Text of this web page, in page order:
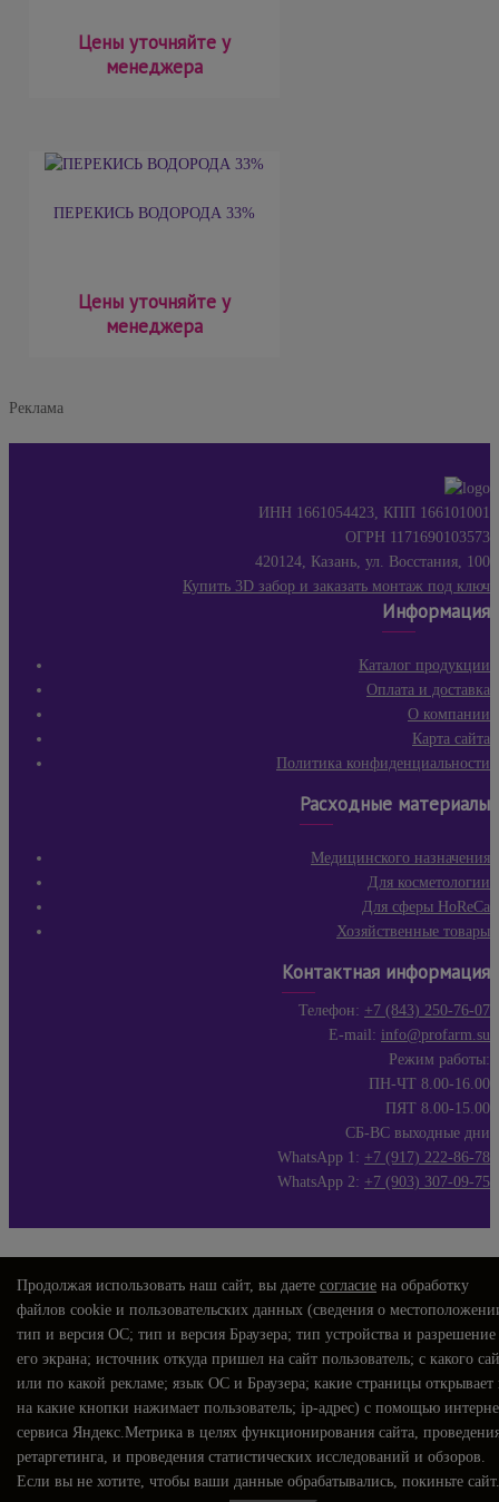
Цены уточняйте у
менеджера
ПЕРЕКИСЬ ВОДОРОДА 33%
Цены уточняйте у
менеджера
Реклама
ИНН 1661054423, КПП 166101001
ОГРН 1171690103573
420124, Казань, ул. Восстания, 100
Купить 3D забор и заказать монтаж под ключ
Информация
Каталог продукции
Оплата и доставка
О компании
Карта сайта
Политика конфиденциальности
Расходные материалы
Медицинского назначения
Для косметологии
Для сферы HoReCa
Хозяйственные товары
Контактная информация
Телефон: +7 (843) 250-76-07
E-mail: info@profarm.su
Режим работы:
ПН-ЧТ 8.00-16.00
ПЯТ 8.00-15.00
СБ-ВС выходные дни
WhatsApp 1: +7 (917) 222-86-78
WhatsApp 2: +7 (903) 307-09-75
Продолжая использовать наш сайт, вы даете согласие на обработку
файлов cookie и пользовательских данных (сведения о
тип и версия ОС; тип и версия Браузера; тип устройства и разрешение
его экрана; источник откуда пришел на сайт пользователь; с какого
или по какой рекламе; язык ОС и Браузера; какие страницы открывает
на какие кнопки нажимает пользователь; ip-адрес) с помощью
сервиса Яндекс.Метрика в целях функционирования сайта,
ретаргетинга, и проведения статистических исследований и обзоров.
Если вы не хотите, чтобы ваши данные обрабатывались, покиньте сайт.